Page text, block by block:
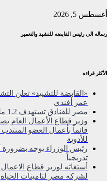
أغسطس 5, 2026
رساله الي رئيس القابضه للتشيد والتعمير
الأكثر قراءه
«القابضة للتشييد» تعلن
عمر أفندي
مصر للفنادق تستهدف 1.2 مليار جنيه أرباحاً خلال 2024-2025
وزير قطاع الأعمال العام
قائماً بأعمال العضو
للأدوية
رئيس الوزراء يوجه
تدريجياً
أستغاثه لوزير قطاع
لشركه مصر لتامينات الحياه